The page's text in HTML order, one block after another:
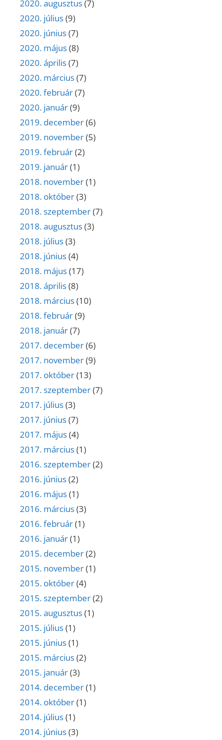
2020. augusztus(7)
2020. július(9)
2020. június(7)
2020. május(8)
2020. április(7)
2020. március(7)
2020. február(7)
2020. január(9)
2019. december(6)
2019. november(5)
2019. február(2)
2019. január(1)
2018. november(1)
2018. október(3)
2018. szeptember(7)
2018. augusztus(3)
2018. július(3)
2018. június(4)
2018. május(17)
2018. április(8)
2018. március(10)
2018. február(9)
2018. január(7)
2017. december(6)
2017. november(9)
2017. október(13)
2017. szeptember(7)
2017. július(3)
2017. június(7)
2017. május(4)
2017. március(1)
2016. szeptember(2)
2016. június(2)
2016. május(1)
2016. március(3)
2016. február(1)
2016. január(1)
2015. december(2)
2015. november(1)
2015. október(4)
2015. szeptember(2)
2015. augusztus(1)
2015. július(1)
2015. június(1)
2015. március(2)
2015. január(3)
2014. december(1)
2014. október(1)
2014. július(1)
2014. június(3)